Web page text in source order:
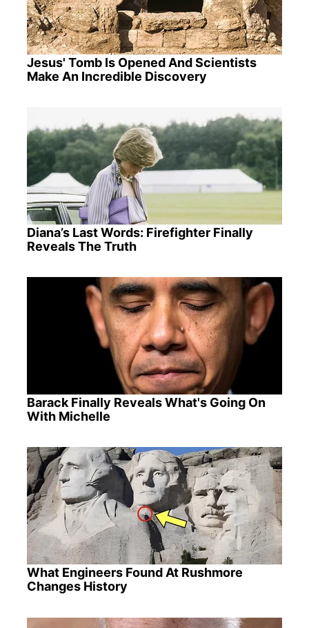
Jesus' Tomb Is Opened And Scientists
Make An Incredible Discovery
Diana’s Last Words: Firefighter Finally
Reveals The Truth
Barack Finally Reveals What's Going On
With Michelle
What Engineers Found At Rushmore
Changes History